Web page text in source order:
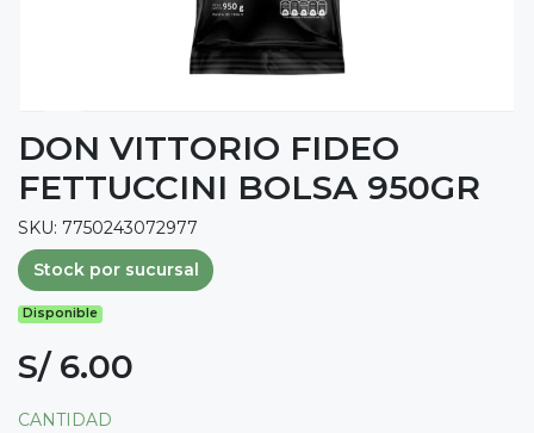
DON VITTORIO FIDEO
FETTUCCINI BOLSA 950GR
SKU: 7750243072977
Stock por sucursal
Disponible
S/ 6.00
CANTIDAD